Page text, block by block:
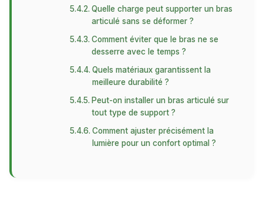
Quelle charge peut supporter un bras
articulé sans se déformer ?
Comment éviter que le bras ne se
desserre avec le temps ?
Quels matériaux garantissent la
meilleure durabilité ?
Peut-on installer un bras articulé sur
tout type de support ?
Comment ajuster précisément la
lumière pour un confort optimal ?